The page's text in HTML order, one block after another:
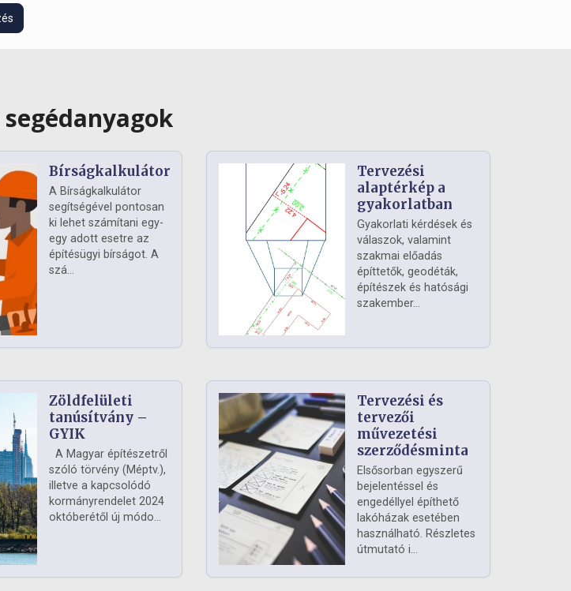
segédanyagok
Bírságkalkulátor
A Bírságkalkulátor
segítségével pontosan
ki lehet számítani egy-
egy adott esetre az
építésügyi bírságot. A
szá...
Tervezési
alaptérkép a
gyakorlatban
Gyakorlati kérdések és
válaszok, valamint
szakmai előadás
építtetők, geodéták,
építészek és hatósági
szakember...
Zöldfelületi
tanúsítvány –
GYIK
A Magyar építészetről
szóló törvény (Méptv.),
illetve a kapcsolódó
kormányrendelet 2024
októberétől új módo...
Tervezési és
tervezői
művezetési
szerződésminta
Elsősorban egyszerű
bejelentéssel és
engedéllyel építhető
lakóházak esetében
használható. Részletes
útmutató i...